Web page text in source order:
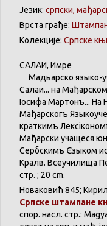
Језик: српски,
Врста грађе:
Колекције: Српске
САЛАИ, Имре
Мадьарско языко-
Салаи... на
Іосифа Мартонъ... На
Мађарскогъ
краткимъ
Мађарски учащеся
Сербскимъ Єзыком
Кралѣв. Всеучилища
стр. ; 20 cm.
Новаковић 845;
Српске штампане
спор. насл. стр.: